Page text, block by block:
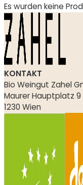
Es wurden keine
KONTAKT
Bio Weingut Zahel
Maurer Hauptplatz 9
1230 Wien